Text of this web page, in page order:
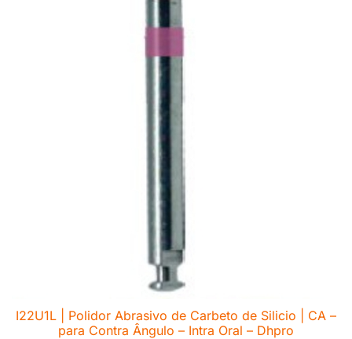
I22U1L | Polidor Abrasivo de Carbeto de Silicio | CA –
para Contra Ângulo – Intra Oral – Dhpro